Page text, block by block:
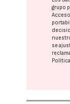
grupo
se